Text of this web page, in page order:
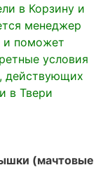
в Корзину и
менеджер
и поможет
условия
действующих
в Твери
(мачтовые